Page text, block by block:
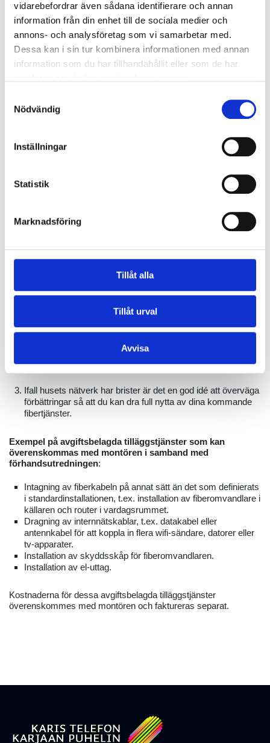
vidarebefordrar även sådana identifierare och annan
information från din enhet till de sociala medier och
annons- och analysföretag som vi samarbetar med.
Dessa kan i sin tur kombinera informationen med annan
information som du har tillhandahållit eller som de har
Nödvändig
Inställningar
Statistik
Marknadsföring
Tillåt alla
Tillåt urval
Avvisa
Intagning av kabel genom ytterväggen/trossbottnen så nära
(+/- 5 m) den punkt där kabeln når sockeln som möjligt.
Kabelskydd på utsatta ställen och tätning av genomföringar.
Avslutning av kabeln i fiberomvandlare inomhus i omedelbar
närhet till genomföringen. Den fästs på väggen och ansluts
Inkoppling av en tv-apparat om det är möjligt utan fast
kabeldragning samt om den är placerad i fiberomvandlarens
Om du beställt vår wifi-tjänst ingår lös inkoppling av en eller
flera wifi-sändare. Ingen fast kabeldragning för inkoppling
Ifall du är osäker på var fiberterminalen ska placeras i ditt hem
gräv- och installationsarbetena inleds. Montören kommer
hem till dig vid en överenskommen tidpunkt och går igenom
installationen. Förhandsutredningen kostar 50 €.
Montören börjar med en bedömning av det existerande
nätverket i ditt hus. Utifrån bedömningen och dina önskemål
avslutas samt var fiberomvandlaren ska placeras.
nätet (wifi/wlan) kunde optimeras i ditt hus.
Ifall husets nätverk har brister är det en god idé att överväga
förbättringar så att du kan dra full nytta av dina kommande
fibertjänster.
Exempel på avgiftsbelagda tilläggstjänster som kan
överenskommas med montören i samband med
förhandsutredningen:
Intagning av fiberkabeln på annat sätt än det som definierats
i standardinstallationen, t.ex. installation av fiberomvandlare i
källaren och router i vardagsrummet.
Dragning av internnätskablar, t.ex. datakabel eller
antennkabel för att koppla in flera wifi-sändare, datorer eller
tv-apparater.
Installation av skyddsskåp för fiberomvandlaren.
Installation av el-uttag.
Kostnaderna för dessa avgiftsbelagda tilläggstjänster
överenskommes med montören och faktureras separat.